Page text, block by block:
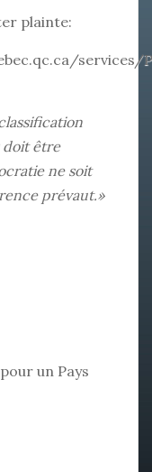
plainte:
doit être
ne soit
prévaut.»
un Pays